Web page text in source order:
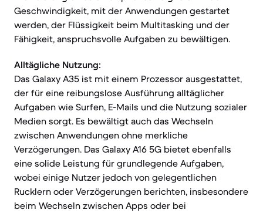
Geschwindigkeit, mit der Anwendungen gestartet
werden, der Flüssigkeit beim Multitasking und der
Fähigkeit, anspruchsvolle Aufgaben zu bewältigen.
Alltägliche Nutzung:
Das Galaxy A35 ist mit einem Prozessor ausgestattet,
der für eine reibungslose Ausführung alltäglicher
Aufgaben wie Surfen, E-Mails und die Nutzung sozialer
Medien sorgt. Es bewältigt auch das Wechseln
zwischen Anwendungen ohne merkliche
Verzögerungen. Das Galaxy A16 5G bietet ebenfalls
eine solide Leistung für grundlegende Aufgaben,
wobei einige Nutzer jedoch von gelegentlichen
Rucklern oder Verzögerungen berichten, insbesondere
beim Wechseln zwischen Apps oder bei